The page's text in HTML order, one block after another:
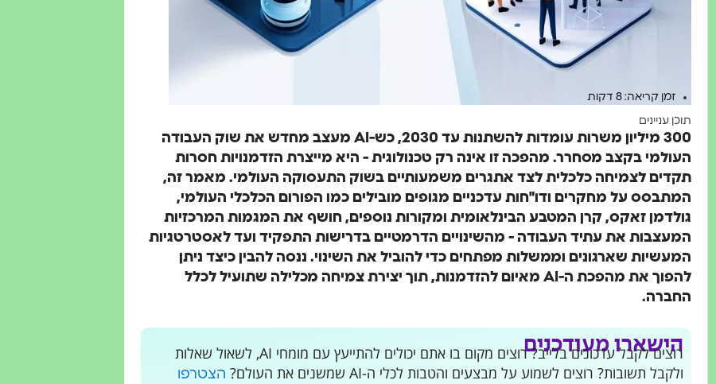
זמן קריאה: 8 דקות
תוכן עניינים
300 מיליון משרות עומדות להשתנות עד 2030, כש-AI מעצב מחדש את שוק העבודה
העולמי בקצב מסחרר. מהפכה זו אינה רק טכנולוגית - היא מייצרת הזדמנויות חסרות
תקדים לצמיחה כלכלית לצד אתגרים משמעותיים בשוק התעסוקה העולמי. מאמר זה,
המתבסס על מחקרים ודו"חות עדכניים מגופים מובילים כמו הפורום הכלכלי העולמי,
גולדמן זאקס, קרן המטבע הבינלאומית ומקורות נוספים, חושף את המגמות המרכזיות
המעצבות את עתיד העבודה - מהשינויים הדרמטיים בדרישות התפקיד ועד לאסטרטגיות
המעשיות שארגונים וממשלות מפתחים כדי להוביל את השינוי. ננסה להבין כיצד ניתן
להפוך את מהפכת ה-AI מאיום להזדמנות, תוך יצירת צמיחה מכלילה שתועיל לכלל
החברה.
הישארו מעודכנים
רוצים לקבל עדכונים בלייב? רוצים מקום בו אתם יכולים להתייעץ עם מומחי AI, לשאול שאלות
ולקבל תשובות? רוצים לשמוע על מבצעים והטבות לכלי ה-AI שמשנים את העולם?
הצטרפו